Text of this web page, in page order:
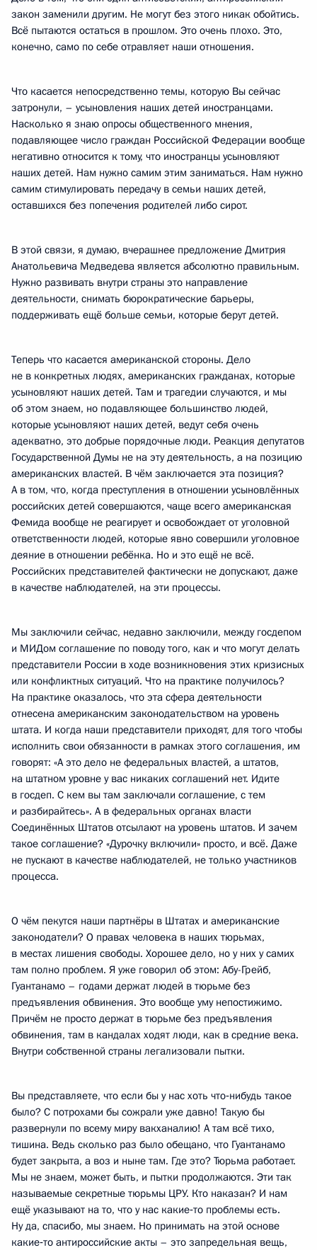
закон заменили другим. Не могут без этого никак обойтись.
Всё пытаются остаться в прошлом. Это очень плохо. Это,
конечно, само по себе отравляет наши отношения.
Что касается непосредственно темы, которую Вы сейчас
затронули, – усыновления наших детей иностранцами.
Насколько я знаю опросы общественного мнения,
подавляющее число граждан Российской Федерации вообще
негативно относится к тому, что иностранцы усыновляют
наших детей. Нам нужно самим этим заниматься. Нам нужно
самим стимулировать передачу в семьи наших детей,
оставшихся без попечения родителей либо сирот.
В этой связи, я думаю, вчерашнее предложение Дмитрия
Анатольевича Медведева является абсолютно правильным.
Нужно развивать внутри страны это направление
деятельности, снимать бюрократические барьеры,
поддерживать ещё больше семьи, которые берут детей.
Теперь что касается американской стороны. Дело
не в конкретных людях, американских гражданах, которые
усыновляют наших детей. Там и трагедии случаются, и мы
об этом знаем, но подавляющее большинство людей,
которые усыновляют наших детей, ведут себя очень
адекватно, это добрые порядочные люди. Реакция депутатов
Государственной Думы не на эту деятельность, а на позицию
американских властей. В чём заключается эта позиция?
А в том, что, когда преступления в отношении усыновлённых
российских детей совершаются, чаще всего американская
Фемида вообще не реагирует и освобождает от уголовной
ответственности людей, которые явно совершили уголовное
деяние в отношении ребёнка. Но и это ещё не всё.
Российских представителей фактически не допускают, даже
в качестве наблюдателей, на эти процессы.
Мы заключили сейчас, недавно заключили, между госдепом
и МИДом соглашение по поводу того, как и что могут делать
представители России в ходе возникновения этих кризисных
или конфликтных ситуаций. Что на практике получилось?
На практике оказалось, что эта сфера деятельности
отнесена американским законодательством на уровень
штата. И когда наши представители приходят, для того чтобы
исполнить свои обязанности в рамках этого соглашения, им
говорят: «А это дело не федеральных властей, а штатов,
на штатном уровне у вас никаких соглашений нет. Идите
в госдеп. С кем вы там заключали соглашение, с тем
и разбирайтесь». А в федеральных органах власти
Соединённых Штатов отсылают на уровень штатов. И зачем
такое соглашение? «Дурочку включили» просто, и всё. Даже
не пускают в качестве наблюдателей, не только участников
процесса.
О чём пекутся наши партнёры в Штатах и американские
законодатели? О правах человека в наших тюрьмах,
в местах лишения свободы. Хорошее дело, но у них у самих
там полно проблем. Я уже говорил об этом: Абу-Грейб,
Гуантанамо – годами держат людей в тюрьме без
предъявления обвинения. Это вообще уму непостижимо.
Причём не просто держат в тюрьме без предъявления
обвинения, там в кандалах ходят люди, как в средние века.
Внутри собственной страны легализовали пытки.
Вы представляете, что если бы у нас хоть что‑нибудь такое
было? С потрохами бы сожрали уже давно! Такую бы
развернули по всему миру вакханалию! А там всё тихо,
тишина. Ведь сколько раз было обещано, что Гуантанамо
будет закрыта, а воз и ныне там. Где это? Тюрьма работает.
Мы не знаем, может быть, и пытки продолжаются. Эти так
называемые секретные тюрьмы ЦРУ. Кто наказан? И нам
ещё указывают на то, что у нас какие‑то проблемы есть.
Ну да, спасибо, мы знаем. Но принимать на этой основе
какие‑то антироссийские акты – это запредельная вещь,